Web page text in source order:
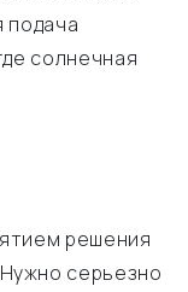
подача
солнечная
решения
серьезно